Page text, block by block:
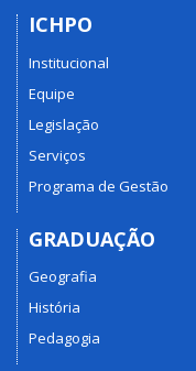
ICHPO
Institucional
Equipe
Legislação
Serviços
Programa de Gestão
GRADUAÇÃO
Geografia
História
Pedagogia